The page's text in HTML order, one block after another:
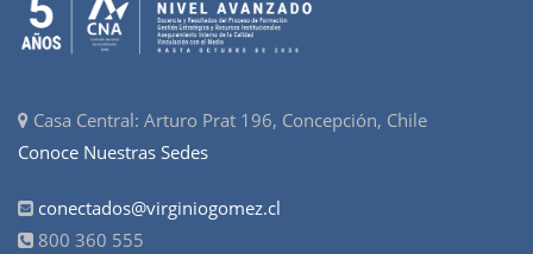
Casa Central: Arturo Prat 196, Concepción, Chile
Conoce Nuestras Sedes
conectados@virginiogomez.cl
800 360 555